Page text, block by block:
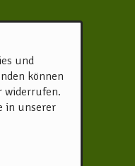
und
können
widerrufen.
in unserer